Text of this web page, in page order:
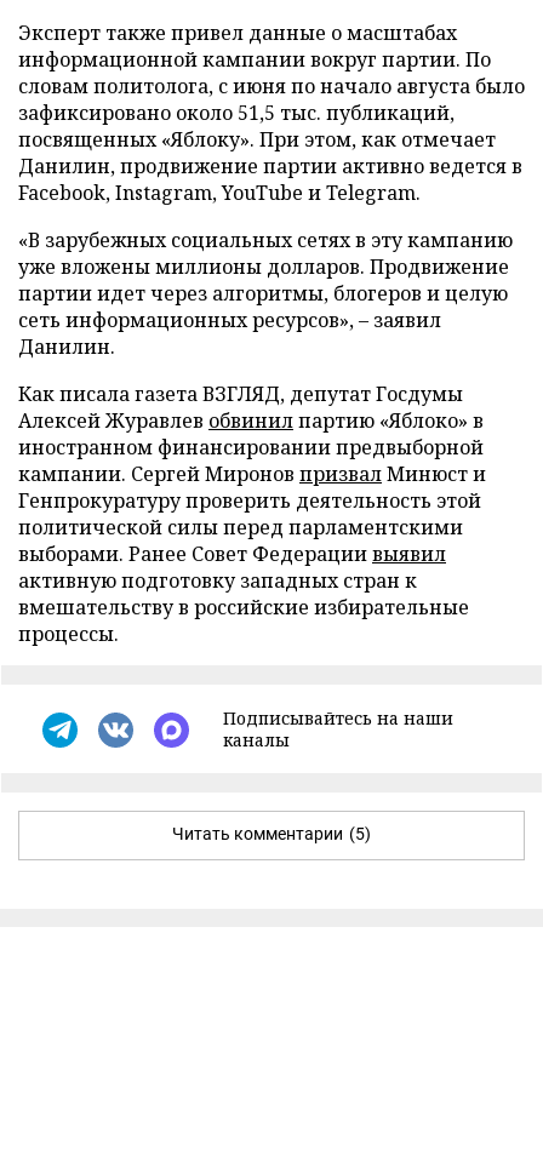
Эксперт также привел данные о масштабах
информационной кампании вокруг партии. По
словам политолога, с июня по начало августа было
зафиксировано около 51,5 тыс. публикаций,
посвященных «Яблоку». При этом, как отмечает
Данилин, продвижение партии активно ведется в
Facebook, Instagram, YouTube и Telegram.
«В зарубежных социальных сетях в эту кампанию
уже вложены миллионы долларов. Продвижение
партии идет через алгоритмы, блогеров и целую
сеть информационных ресурсов», – заявил
Данилин.
Как писала газета ВЗГЛЯД, депутат Госдумы
Алексей Журавлев обвинилпартию «Яблоко» в
иностранном финансировании предвыборной
кампании. Сергей Миронов призвалМинюст и
Генпрокуратуру проверить деятельность этой
политической силы перед парламентскими
выборами. Ранее Совет Федерациивыявил
активную подготовку западных стран к
вмешательству в российские избирательные
процессы.
Подписывайтесь на наши
каналы
Читать комментарии (5)